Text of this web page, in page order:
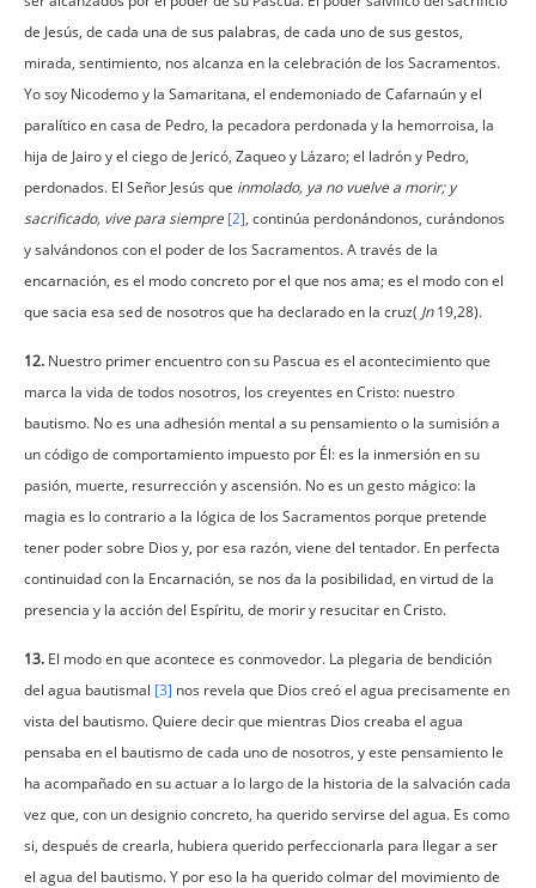
de Jesús, de cada una de sus palabras, de cada uno de sus gestos,
mirada, sentimiento, nos alcanza en la celebración de los Sacramentos.
Yo soy Nicodemo y la Samaritana, el endemoniado de Cafarnaún y el
paralítico en casa de Pedro, la pecadora perdonada y la hemorroisa, la
hija de Jairo y el ciego de Jericó, Zaqueo y Lázaro; el ladrón y Pedro,
perdonados. El Señor Jesús que inmolado, ya no vuelve a morir; y
sacrificado, vive para siempre [2], continúa perdonándonos, curándonos
y salvándonos con el poder de los Sacramentos. A través de la
encarnación, es el modo concreto por el que nos ama; es el modo con el
que sacia esa sed de nosotros que ha declarado en la cruz( Jn19,28).
12. Nuestro primer encuentro con su Pascua es el acontecimiento que
marca la vida de todos nosotros, los creyentes en Cristo: nuestro
bautismo. No es una adhesión mental a su pensamiento o la sumisión a
un código de comportamiento impuesto por Él: es la inmersión en su
pasión, muerte, resurrección y ascensión. No es un gesto mágico: la
magia es lo contrario a la lógica de los Sacramentos porque pretende
tener poder sobre Dios y, por esa razón, viene del tentador. En perfecta
continuidad con la Encarnación, se nos da la posibilidad, en virtud de la
presencia y la acción del Espíritu, de morir y resucitar en Cristo.
13. El modo en que acontece es conmovedor. La plegaria de bendición
del agua bautismal [3] nos revela que Dios creó el agua precisamente en
vista del bautismo. Quiere decir que mientras Dios creaba el agua
pensaba en el bautismo de cada uno de nosotros, y este pensamiento le
ha acompañado en su actuar a lo largo de la historia de la salvación cada
vez que, con un designio concreto, ha querido servirse del agua. Es como
si, después de crearla, hubiera querido perfeccionarla para llegar a ser
el agua del bautismo. Y por eso la ha querido colmar del movimiento de